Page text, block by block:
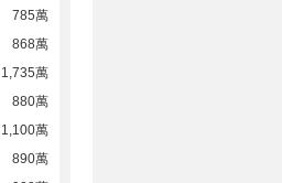
785萬
868萬
1,735萬
880萬
1,100萬
890萬